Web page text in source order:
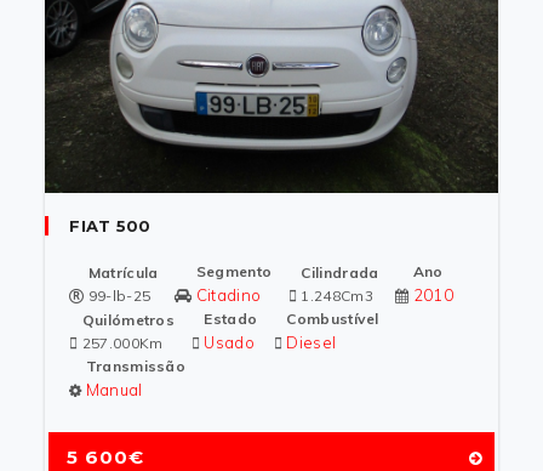
FIAT 500
Matrícula
99-lb-25
Segmento
Citadino
Cilindrada
1.248Cm3
Ano
2010
Quilómetros
257.000Km
Estado
Usado
Combustível
Diesel
Transmissão
Manual
5 600€